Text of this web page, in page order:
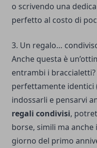
o scrivendo una
perfetto al costo di
3. Un regalo…
Anche questa è
entrambi i
perfettamente identici
indossarli e pensarvi
regali condivisi,
borse, simili ma
giorno del primo